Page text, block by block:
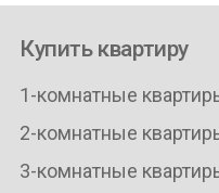
Купить квартиру
1-комнатные
2-комнатные
3-комнатные